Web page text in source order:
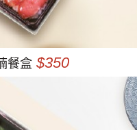
餐盒 $350